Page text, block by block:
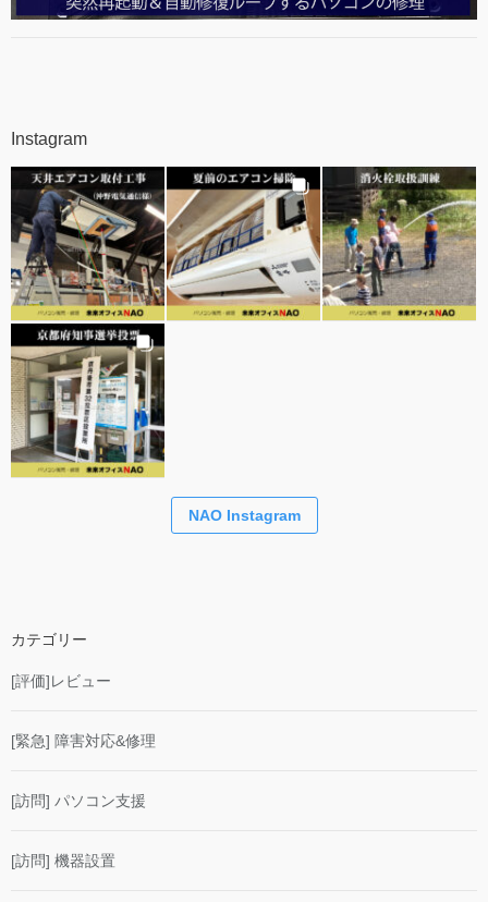
Instagram
NAO Instagram
カテゴリー
[評価]レビュー
[緊急] 障害対応&修理
[訪問] パソコン支援
[訪問] 機器設置